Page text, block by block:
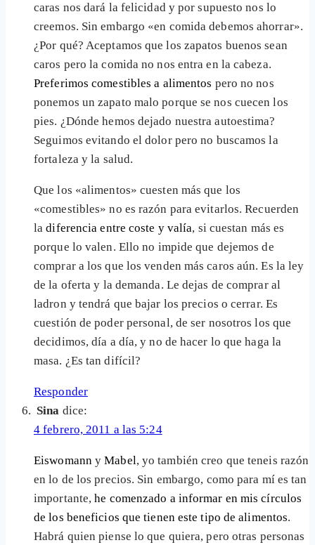
caras nos dará la felicidad y por supuesto nos lo
creemos. Sin embargo «en comida debemos ahorrar».
¿Por qué? Aceptamos que los zapatos buenos sean
caros pero la comida no nos entra en la cabeza.
Preferimos comestibles a alimentos pero no nos
ponemos un zapato malo porque se nos cuecen los
pies. ¿Dónde hemos dejado nuestra autoestima?
Seguimos evitando el dolor pero no buscamos la
fortaleza y la salud.
Que los «alimentos» cuesten más que los
«comestibles» no es razón para evitarlos. Recuerden
ladiferencia entre coste y valía, si cuestan más es
porque lo valen. Ello no impide que dejemos de
comprar a los que los venden más caros aún. Es la ley
de la oferta y la demanda. Le dejas de comprar al
ladron y tendrá que bajar los precios o cerrar. Es
cuestión de poder personal, de ser nosotros los que
decidimos, día a día, y no de hacer lo que haga la
masa. ¿Es tan difícil?
Responder
Sina dice:
4 febrero, 2011 a las 5:24
EiswomannyMabel, yo también creo que teneis razón
en lo de los precios. Sin embargo, como para mí es tan
importante,he comenzado a informar en mis círculos
de los beneficios que tienen este tipo de alimentos.
Habrá quien piense lo que quiera, pero otras personas